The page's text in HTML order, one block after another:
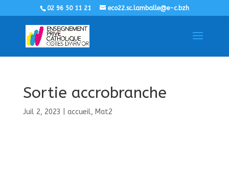
02 96 50 11 21 eco22.sc.lamballe@e-c.bzh
Sortie accrobranche
Juil 2, 2023 accueil, Mat2